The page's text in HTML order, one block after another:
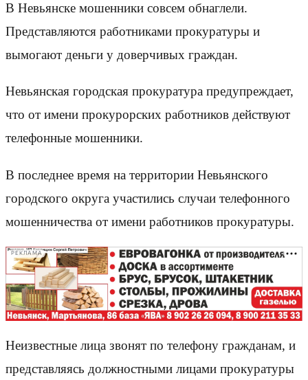
В Невьянске мошенники совсем обнаглели.
Представляются работниками прокуратуры и
вымогают деньги у доверчивых граждан.
Невьянская городская прокуратура предупреждает,
что от имени прокурорских работников действуют
телефонные мошенники.
В последнее время на территории Невьянского
городского округа участились случаи телефонного
мошенничества от имени работников прокуратуры.
РЕКЛАМА
Неизвестные лица звонят по телефону гражданам, и
представляясь должностными лицами прокуратуры